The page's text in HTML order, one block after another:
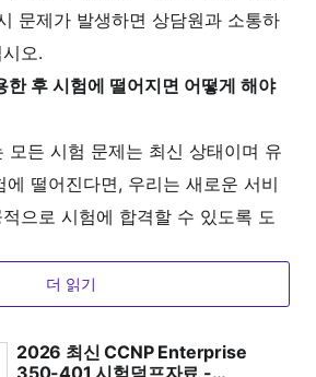
문제가 발생하면 상담원과 소통하
오.
한 후 시험에 떨어지면 어떻게 해야
모든 시험 문제는 최신 상태이며 유
에 떨어진다면, 우리는 새로운 서비
으로 시험에 합격할 수 있도록 도
환경은 실제 시험과 동일합니까?
익힐 수 있습니다.
더 읽기
2026 최신 CCNP Enterprise